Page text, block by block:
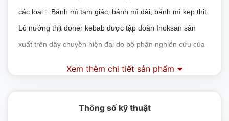
các loại : Bánh mì tam giác, bánh mì dài, bánh mì kẹp thịt.
Lò nướng thịt doner kebab được tập đoàn Inoksan sản
xuất trên dây chuyền hiện đại do bộ phận nghiên cứu của
CẤU TẠO CỦA LÒ NƯỚNG THỊT DONER KEBAB
Xem thêm chi tiết sản phẩm
Thông số kỹ thuật